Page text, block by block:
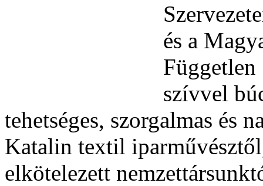
és a
Független
szívvel
tehetséges, szorgalmas és
Katalin textil
elkötelezett